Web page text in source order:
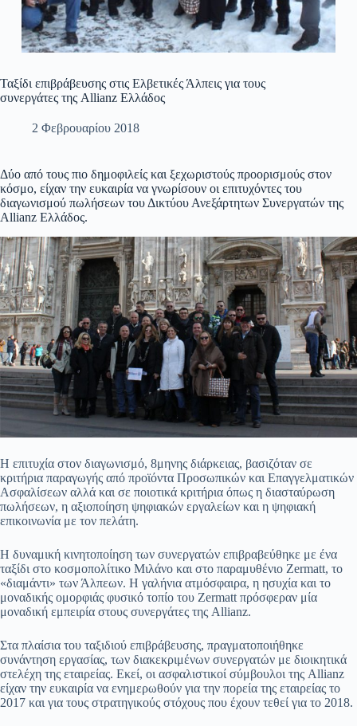
Ταξίδι επιβράβευσης στις Ελβετικές Άλπεις για τους
συνεργάτες της Allianz Ελλάδος
2 Φεβρουαρίου 2018
Δύο από τους πιο δημοφιλείς και ξεχωριστούς προορισμούς στον
κόσμο, είχαν την ευκαιρία να γνωρίσουν οι επιτυχόντες του
διαγωνισμού πωλήσεων του Δικτύου Ανεξάρτητων Συνεργατών της
Allianz Ελλάδος.
Η επιτυχία στον διαγωνισμό, 8μηνης διάρκειας, βασιζόταν σε
κριτήρια παραγωγής από προϊόντα Προσωπικών και Επαγγελματικών
Ασφαλίσεων αλλά και σε ποιοτικά κριτήρια όπως η διασταύρωση
πωλήσεων, η αξιοποίηση ψηφιακών εργαλείων και η ψηφιακή
επικοινωνία με τον πελάτη.
Η δυναμική κινητοποίηση των συνεργατών επιβραβεύθηκε με ένα
ταξίδι στο κοσμοπολίτικο Μιλάνο και στο παραμυθένιο Zermatt, το
«διαμάντι» των Άλπεων. Η γαλήνια ατμόσφαιρα, η ησυχία και το
μοναδικής ομορφιάς φυσικό τοπίο του Zermatt πρόσφεραν μία
μοναδική εμπειρία στους συνεργάτες της Allianz.
Στα πλαίσια του ταξιδιού επιβράβευσης, πραγματοποιήθηκε
συνάντηση εργασίας, των διακεκριμένων συνεργατών με διοικητικά
στελέχη της εταιρείας. Εκεί, οι ασφαλιστικοί σύμβουλοι της Allianz
είχαν την ευκαιρία να ενημερωθούν για την πορεία της εταιρείας το
2017 και για τους στρατηγικούς στόχους που έχουν τεθεί για το 2018.